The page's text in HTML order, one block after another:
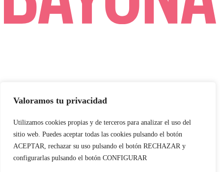
Valoramos tu privacidad
Utilizamos cookies propias y de terceros para analizar el uso del
sitio web. Puedes aceptar todas las cookies pulsando el botón
ACEPTAR, rechazar su uso pulsando el botón RECHAZAR y
configurarlas pulsando el botón CONFIGURAR
Cirugía oral
Prótesis y estética
Sedación consciente
Atención domiciliaria
Sillón movilidad reducida